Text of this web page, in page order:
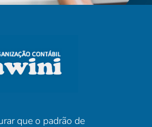
que o padrão de